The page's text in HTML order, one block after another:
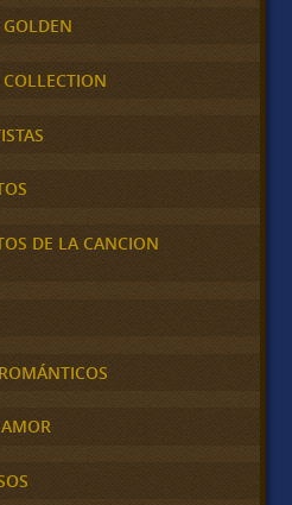
DE LA CANCION